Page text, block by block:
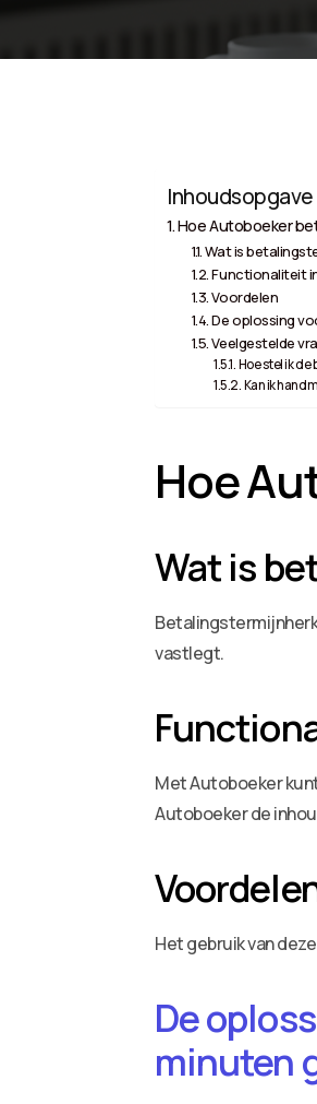
Inhoudsopgave
Hoe Autoboeker
Wat is
Functionaliteit
Voordelen
De oplossing
Veelgestelde
Hoe stel ik
Kan ik
Hoe
Wat is
vastlegt.
Met Autoboeker
Autoboeker de
Het gebruik van
De
minuten